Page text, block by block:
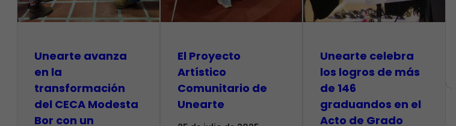
Unearte avanza
en la
transformación
del CECA Modesta
Bor con un
El Proyecto
Artístico
Comunitario de
Unearte
Unearte celebra
los logros de más
de 146
graduandos en el
Acto de Grado